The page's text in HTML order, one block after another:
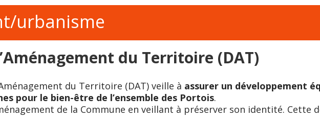
urbanisme
du Territoire (DAT)
du Territoire (DAT) veille à assurer un développement
pour le bien-être de l’ensemble des Portois.
de la Commune en veillant à préserver son identité. Cette